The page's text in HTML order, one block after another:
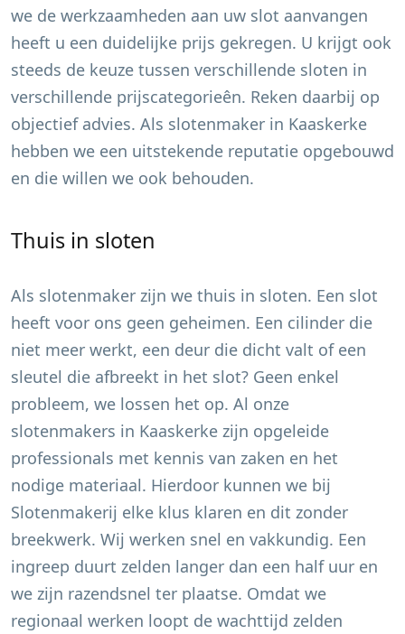
we de werkzaamheden aan uw slot aanvangen
heeft u een duidelijke prijs gekregen. U krijgt ook
steeds de keuze tussen verschillende sloten in
verschillende prijscategorieên. Reken daarbij op
objectief advies. Als slotenmaker in Kaaskerke
hebben we een uitstekende reputatie opgebouwd
en die willen we ook behouden.
Thuis in sloten
Als slotenmaker zijn we thuis in sloten. Een slot
heeft voor ons geen geheimen. Een cilinder die
niet meer werkt, een deur die dicht valt of een
sleutel die afbreekt in het slot? Geen enkel
probleem, we lossen het op. Al onze
slotenmakers in Kaaskerke zijn opgeleide
professionals met kennis van zaken en het
nodige materiaal. Hierdoor kunnen we bij
Slotenmakerij elke klus klaren en dit zonder
breekwerk. Wij werken snel en vakkundig. Een
ingreep duurt zelden langer dan een half uur en
we zijn razendsnel ter plaatse. Omdat we
regionaal werken loopt de wachttijd zelden